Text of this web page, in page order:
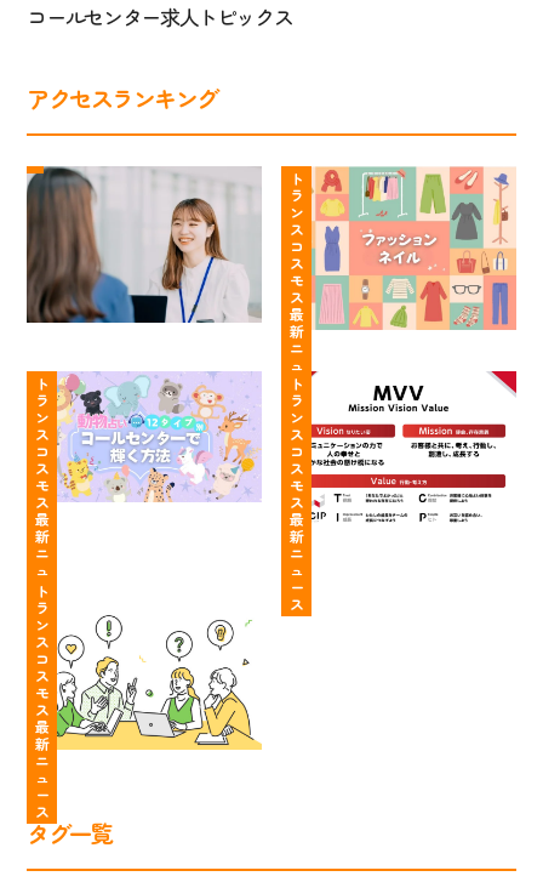
コールセンター求人トピックス
アクセスランキング
ラ
コ
ス
モ
ス
ン
タ
ク
ト
セ
ン
タ
ー
「面
接
の
質
問
大
公
開」
ト
ラ
ン
ス
コ
ス
モ
ス
最
新
ニ
ュ
ー
ス
ー
ル
セ
ン
タ
ー
は
服
装・
髪
色・
ネ
イ
ル
自
由
っ
て
知
っ
ス
ト
ラ
ン
ス
コ
ス
モ
ス
最
新
ニ
ュ
ー
ス
物
占
い
12
タ
イ
プ
別】
あ
な
た
の
個
性
を
活
か
し
て、
コ
ー
ル
ト
ラ
ン
ス
コ
ス
モ
ス
最
新
ニ
ュ
ー
ス
や
る
こ
と
が
明
確！
行
動
し
や
す
ス
ト
ラ
ン
ス
コ
ス
モ
ス
最
新
ニ
ュ
ー
ス
ト
ラ
ン
ス
コ
ス
モ
ス
の
コ
ン
タ
ク
ト
タグ一覧